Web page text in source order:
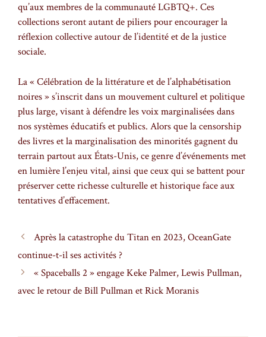
qu’aux membres de la communauté LGBTQ+. Ces
collections seront autant de piliers pour encourager la
réflexion collective autour de l’identité et de la justice
sociale.
La « Célébration de la littérature et de l’alphabétisation
noires » s’inscrit dans un mouvement culturel et politique
plus large, visant à défendre les voix marginalisées dans
nos systèmes éducatifs et publics. Alors que la censorship
des livres et la marginalisation des minorités gagnent du
terrain partout aux États-Unis, ce genre d’événements met
en lumière l’enjeu vital, ainsi que ceux qui se battent pour
préserver cette richesse culturelle et historique face aux
tentatives d’effacement.
Après la catastrophe du Titan en 2023, OceanGate
continue-t-il ses activités ?
« Spaceballs 2 » engage Keke Palmer, Lewis Pullman,
avec le retour de Bill Pullman et Rick Moranis